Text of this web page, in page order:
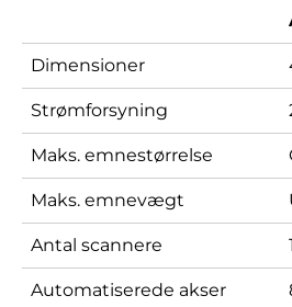
Dimensioner
Strømforsyning
Maks. emnestørrelse
Maks. emnevægt
Antal scannere 1
Automatiserede akser